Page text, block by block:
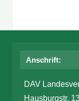
Anschrift:
DAV
Hausburgstr.